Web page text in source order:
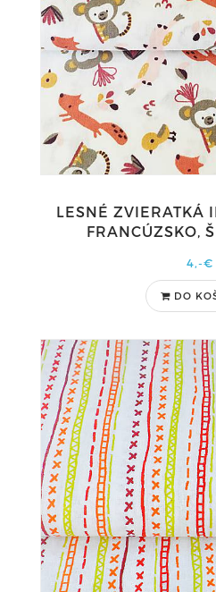
LESNÉ ZVIERATKÁ
FRANCÚZSKO,
4,-€
DO